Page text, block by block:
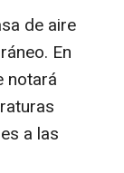
de aire
En
notará
a las